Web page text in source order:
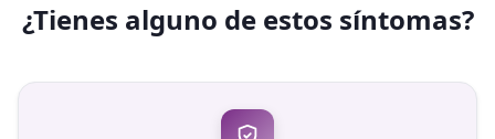
¿Tienes alguno de estos síntomas?